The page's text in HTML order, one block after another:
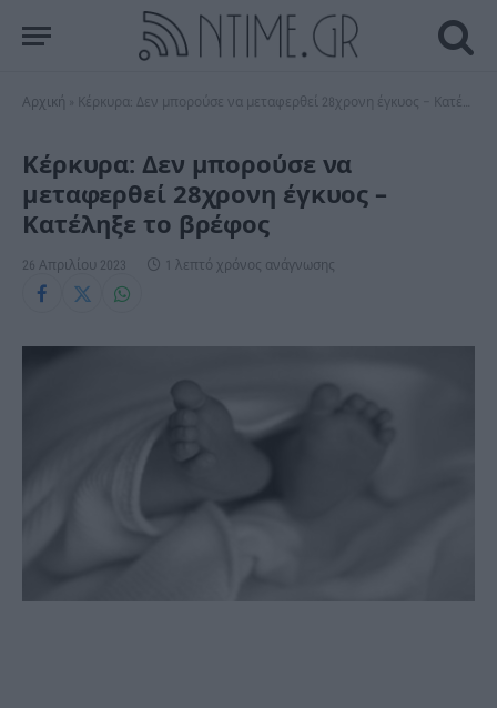
Αρχική Κέρκυρα: Δεν μπορούσε να μεταφερθεί 28χρονη έγκυος – Κατέληξε το βρέφος
Κέρκυρα: Δεν μπορούσε να
μεταφερθεί 28χρονη έγκυος –
Κατέληξε το βρέφος
26 Απριλίου 2023 1 λεπτό χρόνος ανάγνωσης